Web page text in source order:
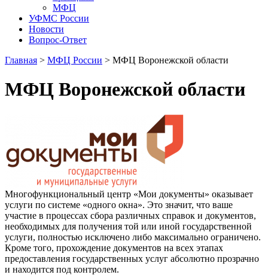
МФЦ
УФМС России
Новости
Вопрос-Ответ
Главная > МФЦ России > МФЦ Воронежской области
МФЦ Воронежской области
Многофункциональный центр «Мои документы» оказывает
услуги по системе «одного окна». Это значит, что ваше
участие в процессах сбора различных справок и документов,
необходимых для получения той или иной государственной
услуги, полностью исключено либо максимально ограничено.
Кроме того, прохождение документов на всех этапах
предоставления государственных услуг абсолютно прозрачно
и находится под контролем.